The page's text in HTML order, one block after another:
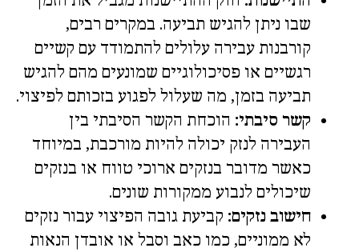
שבו ניתן להגיש תביעה. במקרים רבים,
קורבנות עבירה עלולים להתמודד עם קשיים
רגשיים או פסיכולוגיים שמונעים מהם להגיש
תביעה בזמן, מה שעלול לפגוע בזכותם לפיצוי.
קשר סיבתי: הוכחת הקשר הסיבתי בין
העבירה לנזק יכולה להיות מורכבת, במיוחד
כאשר מדובר בנזקים ארוכי טווח או בנזקים
שיכולים לנבוע ממקורות שונים.
חישוב נזקים: קביעת גובה הפיצוי עבור נזקים
לא ממוניים, כמו כאב וסבל או אובדן הנאות